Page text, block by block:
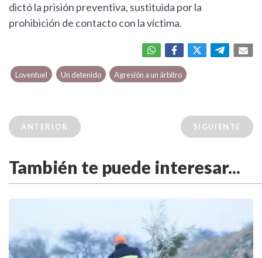
dictó la prisión preventiva, sustituida por la
prohibición de contacto con la víctima.
Loventuel Un detenido Agresión a un árbitro
ANTERIOR SIGUIENTE
También te puede interesar...